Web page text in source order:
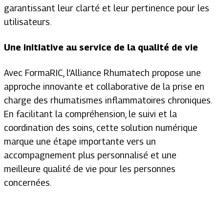
garantissant leur clarté et leur pertinence pour les
utilisateurs.
Une initiative au service de la qualité de vie
Avec FormaRIC, l’Alliance Rhumatech propose une
approche innovante et collaborative de la prise en
charge des rhumatismes inflammatoires chroniques.
En facilitant la compréhension, le suivi et la
coordination des soins, cette solution numérique
marque une étape importante vers un
accompagnement plus personnalisé et une
meilleure qualité de vie pour les personnes
concernées.